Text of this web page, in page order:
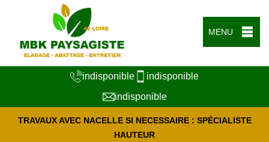
MENU
indisponible
indisponible
indisponible
TRAVAUX AVEC NACELLE SI NECESSAIRE : SPÉCIALISTE
HAUTEUR